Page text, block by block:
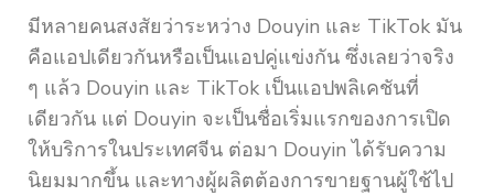
มีหลายคนสงสัยว่าระหว่าง Douyin และ TikTok มัน
คือแอปเดียวกันหรือเป็นแอปคู่แข่งกัน ซึ่งเลยว่าจริง
ๆ แล้ว Douyin และ TikTok เป็นแอปพลิเคชันที่
เดียวกัน แต่ Douyin จะเป็นชื่อเริ่มแรกของการเปิด
ให้บริการในประเทศจีน ต่อมา Douyin ได้รับความ
นิยมมากขึ้น และทางผู้ผลิตต้องการขายฐานผู้ใช้ไป